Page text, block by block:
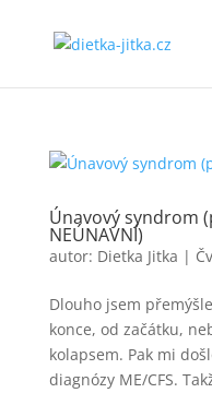
Únavový syndrom
NEÚNAVNÍ)
autor: Dietka Jitka |
Dlouho jsem
konce, od začátku,
kolapsem. Pak mi
diagnózy ME/CFS.